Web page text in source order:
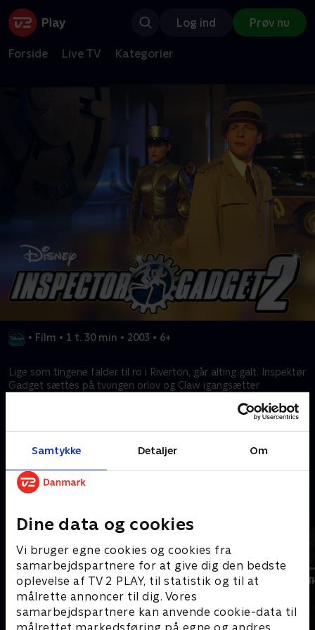
Samtykke Detaljer Om
Dine data og cookies
Vi bruger egne cookies og cookies fra
samarbejdspartnere for at give dig den bedste
oplevelse af TV 2 PLAY, til statistik og til at
målrette annoncer til dig. Vores
samarbejdspartnere kan anvende cookie-data til
Log ind Prøv nu
Forside Live TV Kategorier
• Film • 1 t. 30 min • 2003 • 6+
Lige som tingene falder til ro i Riverton, går alting galt. Inspektør
Gadget sættes på tvungen orlov og Claw igangsætter
forbedret hun-Gadget. Kan det blive værre for vores helt?
Kræver tilkøb